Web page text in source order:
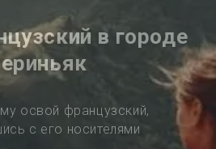
в городе
освой французский,
с его носителями